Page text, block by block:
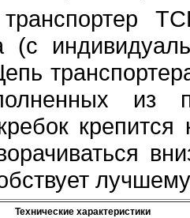
(с
из
Технические характеристики